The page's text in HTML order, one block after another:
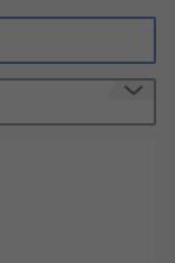
踏ざんを
全にロック
の手順
ができるリ
は、個人
丈夫な携
しごの伸
所に登る